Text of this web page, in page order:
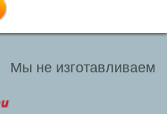
Мы не изготавливаем